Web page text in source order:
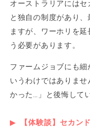
オーストラリアには
と独自の制度があり
ますが、ワーホリを
う必要があります。
ファームジョブにも
いうわけではありま
かった…」と後悔して
【体験談】セカン